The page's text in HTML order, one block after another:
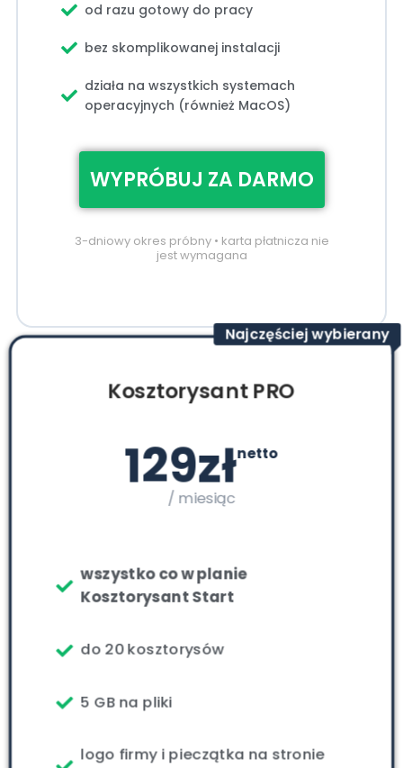
od razu gotowy do pracy
bez skomplikowanej instalacji
działa na wszystkich systemach
operacyjnych (również MacOS)
WYPRÓBUJ ZA DARMO
3-dniowy okres próbny • karta płatnicza nie
jest wymagana
Kosztorysant PRO
129złnetto
/ miesiąc
wszystko co w planie
Kosztorysant Start
do 20 kosztorysów
5 GB na pliki
logo firmy i pieczątka na stronie
Najczęściej wybierany